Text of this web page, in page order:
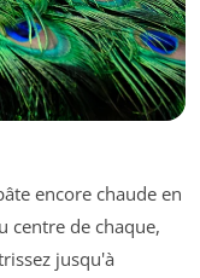
encore chaude en
centre de chaque,
jusqu'à